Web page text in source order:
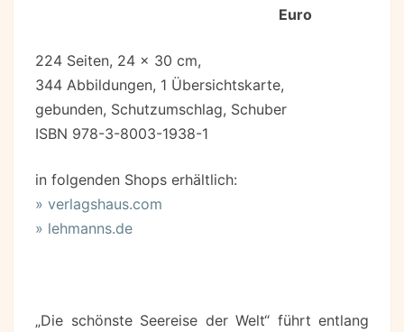
Euro
224 Seiten, 24 x 30 cm,
344 Abbildungen, 1 Übersichtskarte,
gebunden, Schutzumschlag, Schuber
ISBN 978-3-8003-1938-1
in folgenden Shops erhältlich:
» verlagshaus.com
» lehmanns.de
„Die schönste Seereise der Welt“ führt entlang